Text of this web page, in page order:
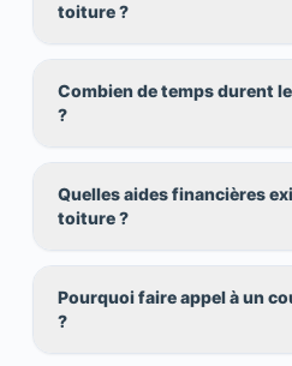
toiture ?
Combien de temps durent
?
Quelles aides financières
toiture ?
Pourquoi faire appel à un
?